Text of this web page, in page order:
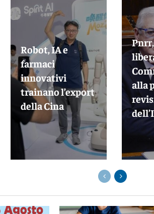
Robot, IA e
farmaci
innovativi
trainano l’export
della Cina
alla